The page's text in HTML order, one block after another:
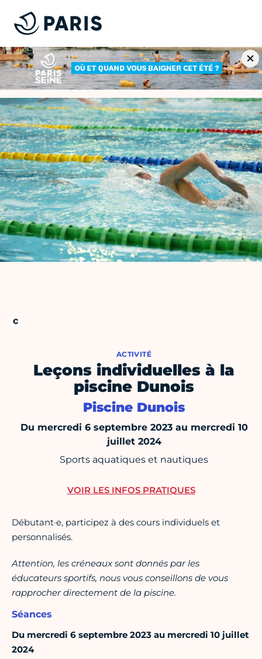
ACTIVITÉ
Leçons individuelles à la
piscine Dunois
Piscine Dunois
Du mercredi 6 septembre 2023 au mercredi 10
juillet 2024
Sports aquatiques et nautiques
Débutant·e, participez à des cours individuels et
personnalisés.
Attention, les créneaux sont donnés par les
éducateurs sportifs, nous vous conseillons de vous
rapprocher directement de la piscine.
Séances
Du mercredi 6 septembre 2023 au mercredi 10 juillet
2024
VOIR LES INFOS PRATIQUES